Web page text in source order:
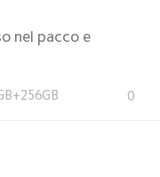
nel pacco e
0